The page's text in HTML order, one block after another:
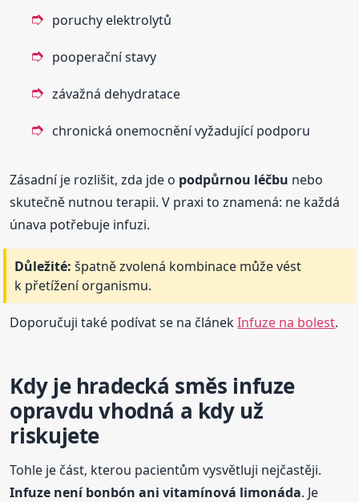
poruchy elektrolytů
pooperační stavy
závažná dehydratace
chronická onemocnění vyžadující podporu
Zásadní je rozlišit, zda jde o podpůrnou léčbu nebo
skutečně nutnou terapii. V praxi to znamená: ne každá
únava potřebuje infuzi.
Důležité: špatně zvolená kombinace může vést
k přetížení organismu.
Doporučuji také podívat se na článekInfuze na bolest.
Kdy je hradecká směs infuze
opravdu vhodná a kdy už
riskujete
Tohle je část, kterou pacientům vysvětluji nejčastěji.
Infuze není bonbón ani vitamínová limonáda. Je